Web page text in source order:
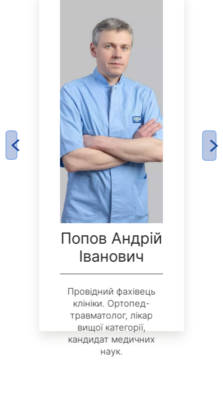
Попов Андрій
Іванович
Провідний фахівець
клініки. Ортопед-
травматолог, лікар
вищої категорії,
кандидат медичних
наук.